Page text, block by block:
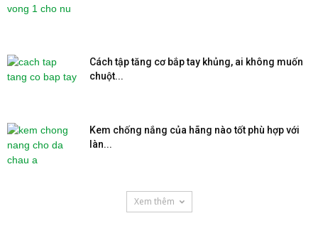
Cách tập tăng cơ bắp tay khủng, ai không muốn
chuột...
Kem chống nắng của hãng nào tốt phù hợp với
làn...
Xem thêm